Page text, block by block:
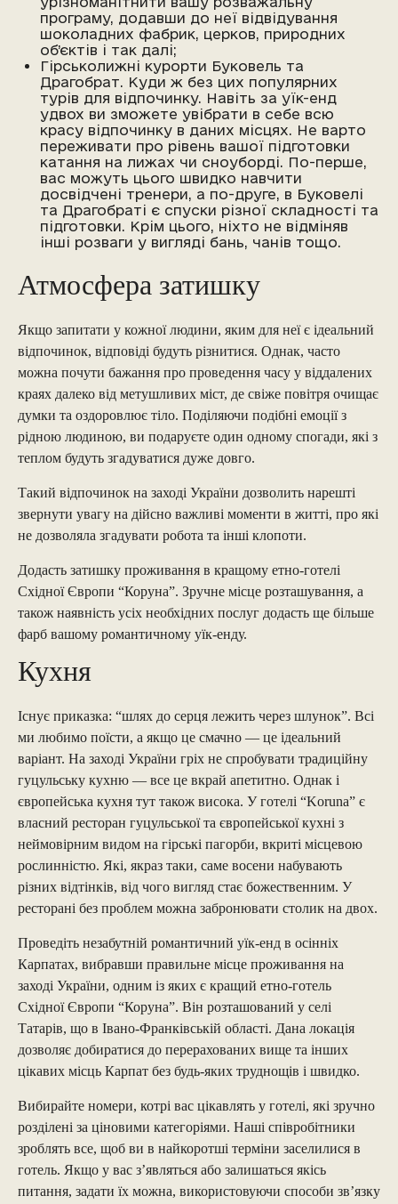
програму, додавши до неї відвідування
шоколадних фабрик, церков, природних
об’єктів і так далі;
Гірськолижні курорти Буковель та
Драгобрат. Куди ж без цих популярних
турів для відпочинку. Навіть за уїк-енд
удвох ви зможете увібрати в себе всю
красу відпочинку в даних місцях. Не варто
переживати про рівень вашої підготовки
катання на лижах чи сноуборді. По-перше,
вас можуть цього швидко навчити
досвідчені тренери, а по-друге, в Буковелі
та Драгобраті є спуски різної складності та
підготовки. Крім цього, ніхто не відміняв
інші розваги у вигляді бань, чанів тощо.
Атмосфера затишку
Якщо запитати у кожної людини, яким для неї є ідеальний
відпочинок, відповіді будуть різнитися. Однак, часто
можна почути бажання про проведення часу у віддалених
краях далеко від метушливих міст, де свіже повітря очищає
думки та оздоровлює тіло. Поділяючи подібні емоції з
рідною людиною, ви подаруєте один одному спогади, які з
теплом будуть згадуватися дуже довго.
Такий відпочинок на заході України дозволить нарешті
звернути увагу на дійсно важливі моменти в житті, про які
не дозволяла згадувати робота та інші клопоти.
Додасть затишку проживання в кращому етно-готелі
Східної Європи “Коруна”. Зручне місце розташування, а
також наявність усіх необхідних послуг додасть ще більше
фарб вашому романтичному уїк-енду.
Кухня
Існує приказка: “шлях до серця лежить через шлунок”. Всі
ми любимо поїсти, а якщо це смачно — це ідеальний
варіант. На заході України гріх не спробувати традиційну
гуцульську кухню — все це вкрай апетитно. Однак і
європейська кухня тут також висока. У готелі “Koruna” є
власний ресторан гуцульської та європейської кухні з
неймовірним видом на гірські пагорби, вкриті місцевою
рослинністю. Які, якраз таки, саме восени набувають
різних відтінків, від чого вигляд стає божественним. У
ресторані без проблем можна забронювати столик на двох.
Проведіть незабутній романтичний уїк-енд в осінніх
Карпатах, вибравши правильне місце проживання на
заході України, одним із яких є кращий етно-готель
Східної Європи “Коруна”. Він розташований у селі
Татарів, що в Івано-Франківській області. Дана локація
дозволяє добиратися до перерахованих вище та інших
цікавих місць Карпат без будь-яких труднощів і швидко.
Вибирайте номери, котрі вас цікавлять у готелі, які зручно
розділені за ціновими категоріями. Наші співробітники
зроблять все, щоб ви в найкоротші терміни заселилися в
готель. Якщо у вас з’являться або залишаться якісь
питання, задати їх можна, використовуючи способи зв’язку